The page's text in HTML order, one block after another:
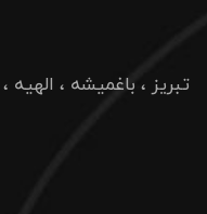
تبریز ، باغمیشه ، الهیه